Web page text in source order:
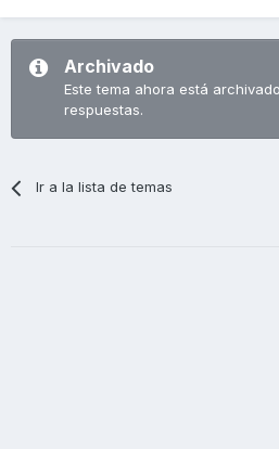
Archivado
Este tema ahora está
respuestas.
Ir a la lista de temas